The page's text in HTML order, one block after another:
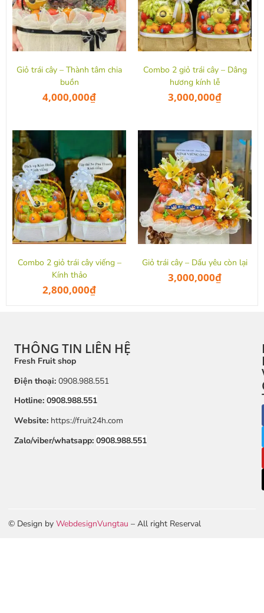
Giỏ trái cây – Thành tâm chia
buồn
4,000,000₫
Combo 2 giỏ trái cây – Dâng
hương kính lễ
3,000,000₫
Combo 2 giỏ trái cây viếng –
Kính thảo
2,800,000₫
Giỏ trái cây – Dấu yêu còn lại
3,000,000₫
THÔNG TIN LIÊN HỆ
Fresh Fruit shop
Điện thoại: 0908.988.551
Hotline: 0908.988.551
Website: https://fruit24h.com
Zalo/viber/whatsapp: 0908.988.551
© Design by WebdesignVungtau – All right Reserval